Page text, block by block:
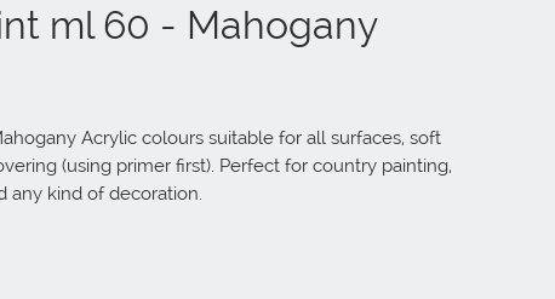
ml 60 - Mahogany
Acrylic colours suitable for all surfaces, soft
(using primer first). Perfect for country painting,
any kind of decoration.